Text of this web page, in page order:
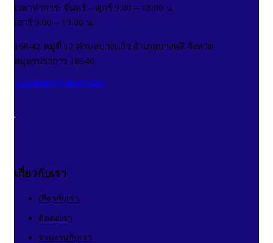
เวลาทำการ: จันทร์ – ศุกร์ 9.00 – 18.00 น.
เสาร์ 9.00 – 13.00 น.
168/42 หมู่ที่ 12 ตำบลบางแก้ว อำเภอบางพลี จังหวัด
สมุทรปราการ 10540
vnixonestop@vnixgp.com
เกี่ยวกับเรา
เกี่ยวกับเรา
ติดต่อเรา
ร่วมงานกับเรา